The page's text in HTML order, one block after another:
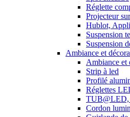
Réglette
Projecteur
Hublot,
Suspension
Suspension
Ambiance et
Ambiance et
Strip à led
Profilé
Réglettes
TUB@LED,
Cordon